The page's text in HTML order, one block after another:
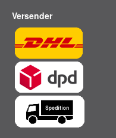
Versender